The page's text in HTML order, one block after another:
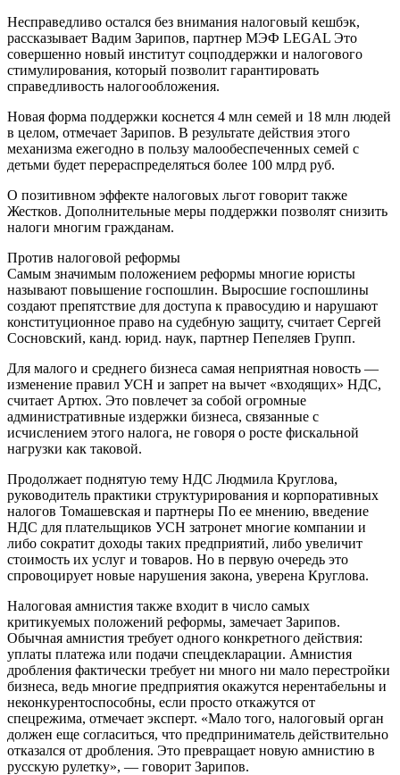
Несправедливо остался без внимания налоговый кешбэк,
рассказывает Вадим Зарипов, партнер МЭФ LEGAL Это
совершенно новый институт соцподдержки и налогового
стимулирования, который позволит гарантировать
справедливость налогообложения.
Новая форма поддержки коснется 4 млн семей и 18 млн людей
в целом, отмечает Зарипов. В результате действия этого
механизма ежегодно в пользу малообеспеченных семей с
детьми будет перераспределяться более 100 млрд руб.
О позитивном эффекте налоговых льгот говорит также
Жестков. Дополнительные меры поддержки позволят снизить
налоги многим гражданам.
Против налоговой реформы
Самым значимым положением реформы многие юристы
называют повышение госпошлин. Выросшие госпошлины
создают препятствие для доступа к правосудию и нарушают
конституционное право на судебную защиту, считает Сергей
Сосновский, канд. юрид. наук, партнер Пепеляев Групп.
Для малого и среднего бизнеса самая неприятная новость —
изменение правил УСН и запрет на вычет «входящих» НДС,
считает Артюх. Это повлечет за собой огромные
административные издержки бизнеса, связанные с
исчислением этого налога, не говоря о росте фискальной
нагрузки как таковой.
Продолжает поднятую тему НДС Людмила Круглова,
руководитель практики структурирования и корпоративных
налогов Томашевская и партнеры По ее мнению, введение
НДС для плательщиков УСН затронет многие компании и
либо сократит доходы таких предприятий, либо увеличит
стоимость их услуг и товаров. Но в первую очередь это
спровоцирует новые нарушения закона, уверена Круглова.
Налоговая амнистия также входит в число самых
критикуемых положений реформы, замечает Зарипов.
Обычная амнистия требует одного конкретного действия:
уплаты платежа или подачи спецдекларации. Амнистия
дробления фактически требует ни много ни мало перестройки
бизнеса, ведь многие предприятия окажутся нерентабельны и
неконкурентоспособны, если просто откажутся от
спецрежима, отмечает эксперт. «Мало того, налоговый орган
должен еще согласиться, что предприниматель действительно
отказался от дробления. Это превращает новую амнистию в
русскую рулетку», — говорит Зарипов.